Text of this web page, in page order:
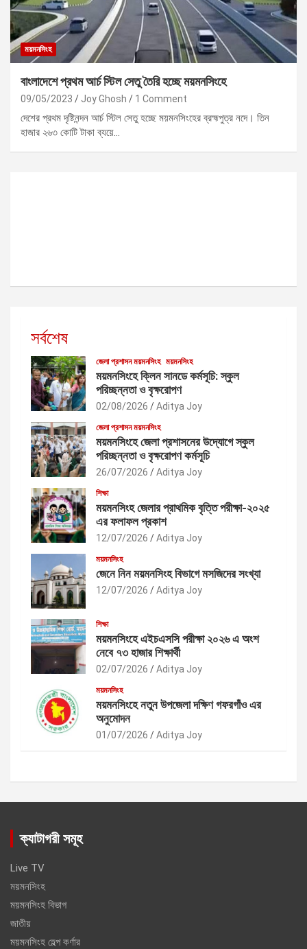
ময়মনসিংহ
বাংলাদেশে প্রথম আর্চ স্টিল সেতু তৈরি হচ্ছে ময়মনসিংহে
09/05/2023 Joy Ghosh 1 Comment
দেশের প্রথম দৃষ্টিনন্দন আর্চ স্টিল সেতু হচ্ছে ময়মনসিংহের ব্রহ্মপুত্র নদে। তিন
হাজার ২৬৩ কোটি টাকা ব্যয়ে…
সর্বশেষ
জেলা প্রশাসন ময়মনসিংহ ময়মনসিংহ
ময়মনসিংহে ক্লিন সানডে কর্মসূচি: স্কুল
পরিচ্ছন্নতা ও বৃক্ষরোপণ
02/08/2026 Aditya Joy
জেলা প্রশাসন ময়মনসিংহ
ময়মনসিংহে জেলা প্রশাসনের উদ্যোগে স্কুল
পরিচ্ছন্নতা ও বৃক্ষরোপণ কর্মসূচি
26/07/2026 Aditya Joy
শিক্ষা
ময়মনসিংহ জেলার প্রাথমিক বৃত্তি পরীক্ষা-২০২৫
এর ফলাফল প্রকাশ
12/07/2026 Aditya Joy
ময়মনসিংহ
জেনে নিন ময়মনসিংহ বিভাগে মসজিদের সংখ্যা
12/07/2026 Aditya Joy
শিক্ষা
ময়মনসিংহে এইচএসসি পরীক্ষা ২০২৬ এ অংশ
নেবে ৭৩ হাজার শিক্ষার্থী
02/07/2026 Aditya Joy
ময়মনসিংহ
ময়মনসিংহে নতুন উপজেলা দক্ষিণ গফরগাঁও এর
অনুমোদন
01/07/2026 Aditya Joy
ক্যাটাগরী সমূহ
Live TV
ময়মনসিংহ
ময়মনসিংহ বিভাগ
জাতীয়
ময়মনসিংহ হেল্প কর্ণার